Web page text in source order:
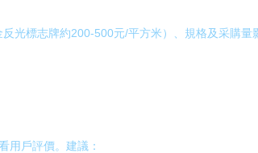
光標志牌約200-500元/平方米）、規格及采購
用戶評價。建議：